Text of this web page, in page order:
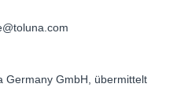
Germany GmbH, übermittelt